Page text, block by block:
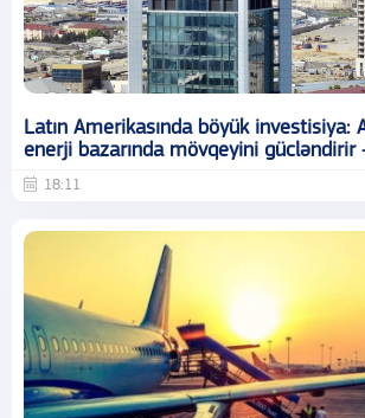
Latın Amerikasında böyük investisiya:
enerji bazarında mövqeyini gücləndirir
18:11